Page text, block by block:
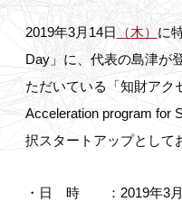
2019年3月14日 （木） に
Day」に、代表の島津が
ただいている「知財アク
Acceleration program for
択スタートアップとして
・日 時 ：2019年3月